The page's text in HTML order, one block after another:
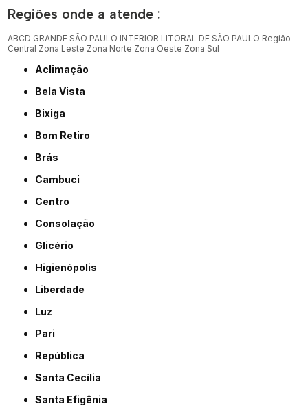
Regiões onde a atende :
ABCD GRANDE SÃO PAULO INTERIOR LITORAL DE SÃO PAULO Região
Central Zona Leste Zona Norte Zona Oeste Zona Sul
Aclimação
Bela Vista
Bixiga
Bom Retiro
Brás
Cambuci
Centro
Consolação
Glicério
Higienópolis
Liberdade
Luz
Pari
República
Santa Cecília
Santa Efigênia